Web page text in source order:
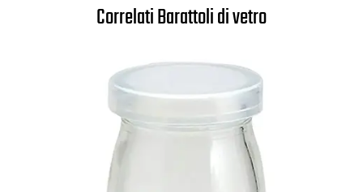
Correlati Barattoli di vetro